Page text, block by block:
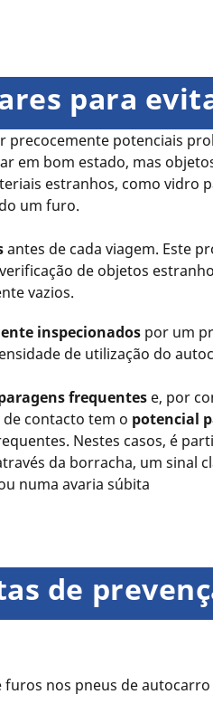
para
precocemente potenciais
em bom estado, mas
estranhos, como vidro
um furo.
antes de cada viagem. Este
de objetos
vazios.
inspecionadospor um
de utilização do
frequentese, por
contacto tem o potencial
Nestes casos, é
da borracha, um
numa avaria súbita
de
nos pneus de